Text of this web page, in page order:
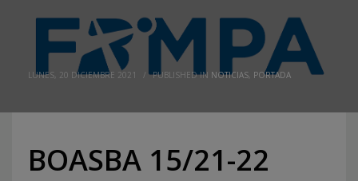
LUNES, 20 DICIEMBRE 2021 / PUBLISHED IN NOTICIAS PORTADA
BOASBA 15/21-22